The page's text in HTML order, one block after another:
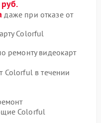
даже при отказе от
Colorful
ремонту видеокарт
Colorful в течении
Colorful